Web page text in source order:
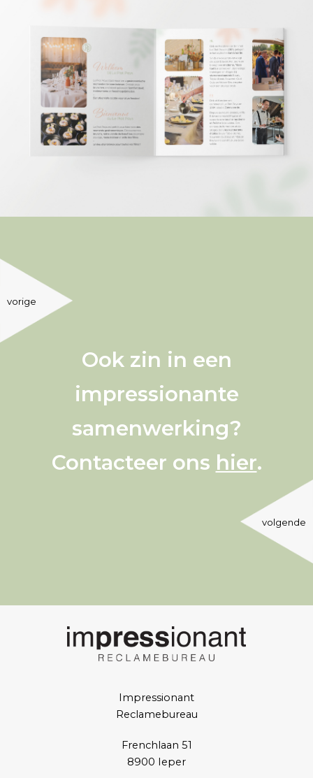
vorige
Ook zin in een
impressionante
samenwerking?
Contacteer ons hier.
volgende
Impressionant
Reclamebureau
Frenchlaan 51
8900 Ieper